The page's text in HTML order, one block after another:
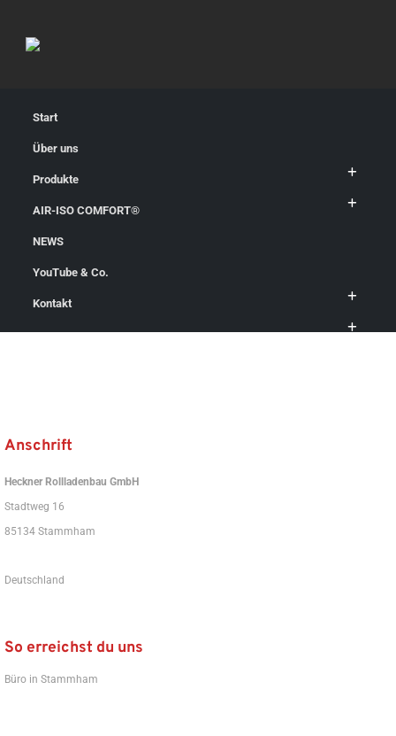
Start
Über uns
Produkte
AIR-ISO COMFORT®
NEWS
YouTube & Co.
Kontakt
Anschrift
Heckner Rollladenbau GmbH
Stadtweg 16
85134 Stammham
Deutschland
So erreichst du uns
Büro in Stammham